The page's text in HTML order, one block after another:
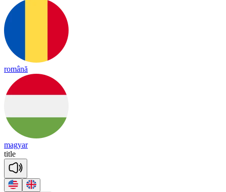
română
magyar
title